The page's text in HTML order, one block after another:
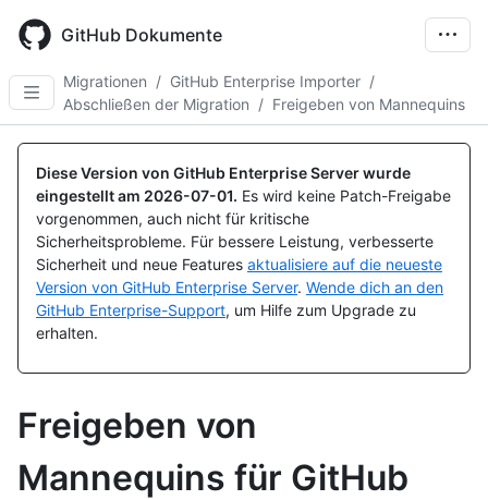
main
content
GitHub Dokumente
Migrationen / GitHub Enterprise Importer /
Abschließen der Migration / Freigeben von Mannequins
Diese Version von GitHub Enterprise Server wurde
eingestellt am 2026-07-01. Es wird keine Patch-Freigabe
vorgenommen, auch nicht für kritische
Sicherheitsprobleme. Für bessere Leistung, verbesserte
Sicherheit und neue Features aktualisiere auf die neueste
Version von GitHub Enterprise Server. Wende dich an den
GitHub Enterprise-Support, um Hilfe zum Upgrade zu
erhalten.
Freigeben von
Mannequins für GitHub